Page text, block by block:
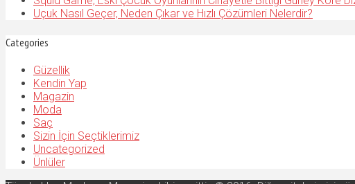
Uçuk Nasıl Geçer, Neden Çıkar ve Hızlı Çözümleri Nelerdir?
Categories
Güzellik
Kendin Yap
Magazin
Moda
Saç
Sizin İçin Seçtiklerimiz
Uncategorized
Ünlüler